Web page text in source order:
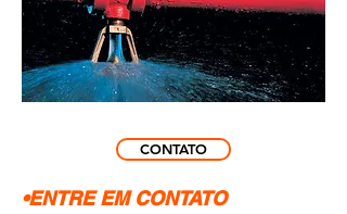
CONTATO
•ENTRE EM CONTATO